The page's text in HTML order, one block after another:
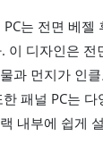
는 전면 베젤
이 디자인은 전
과 먼지가 인
패널 PC는 다
내부에 쉽게